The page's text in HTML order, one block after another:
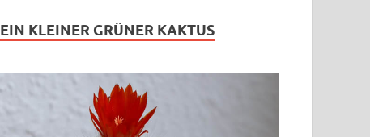
EIN KLEINER GRÜNER KAKTUS